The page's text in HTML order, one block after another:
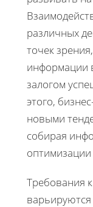
различных
точек
информации
залогом
этого,
новыми
собирая
Требования